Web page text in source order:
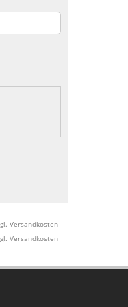
Versandkosten
Versandkosten